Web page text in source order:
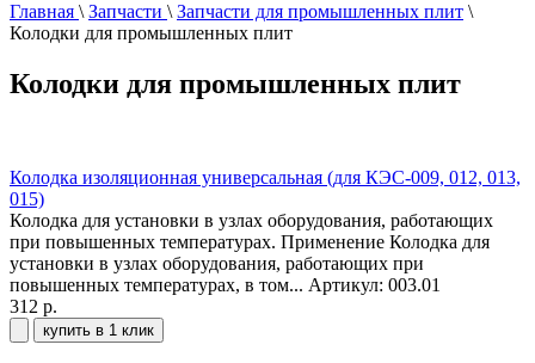
Главная \ Запчасти \ Запчасти для промышленных плит \
Колодки для промышленных плит
Колодки для промышленных плит
Колодка изоляционная универсальная (для КЭС-009, 012, 013,
015)
Колодка для установки в узлах оборудования, работающих
при повышенных температурах. Применение Колодка для
установки в узлах оборудования, работающих при
повышенных температурах, в том... Артикул: 003.01
312 р.
купить в 1 клик